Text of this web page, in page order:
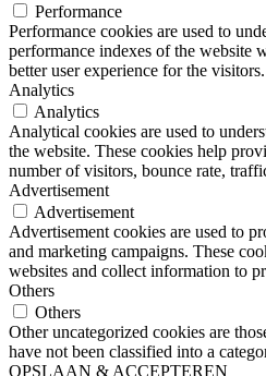
Performance
Performance cookies are used to
performance indexes of the website
better user experience for the visitors.
Analytics
Analytics
Analytical cookies are used to
the website. These cookies help
number of visitors, bounce rate,
Advertisement
Advertisement
Advertisement cookies are used to
and marketing campaigns. These
websites and collect information to
Others
Others
Other uncategorized cookies are
have not been classified into a
OPSLAAN & ACCEPTEREN